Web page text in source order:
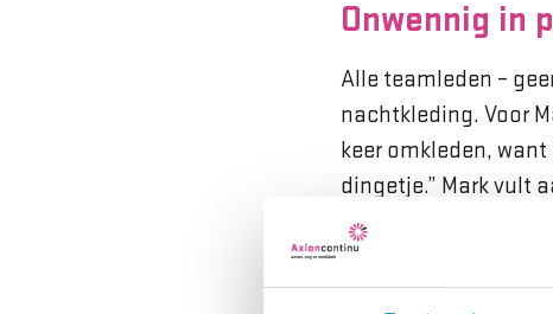
Onwennig in
Alle teamleden –
nachtkleding. Voor
keer omkleden,
dingetje.” Mark vult
moeilijk verschonen